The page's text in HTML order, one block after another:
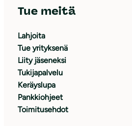
Tue meitä
Lahjoita
Tue yrityksenä
Liity jäseneksi
Tukijapalvelu
Keräyslupa
Pankkiohjeet
Toimitusehdot